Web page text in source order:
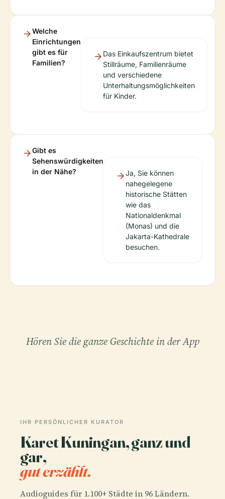
Welche
Einrichtungen
gibt es für
Familien?
Das Einkaufszentrum bietet
Stillräume, Familienräume
und verschiedene
Unterhaltungsmöglichkeiten
für Kinder.
Gibt es
Sehenswürdigkeiten
in der Nähe?
Ja, Sie können
nahegelegene
historische Stätten
wie das
Nationaldenkmal
(Monas) und die
Jakarta-Kathedrale
besuchen.
Hören Sie die ganze Geschichte in der App
IHR PERSÖNLICHER KURATOR
Karet Kuningan, ganz und
gar,
gut erzählt.
Audioguides für 1.100+ Städte in 96 Ländern.